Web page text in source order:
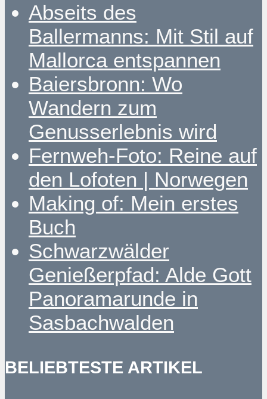
Abseits des
Ballermanns: Mit Stil auf
Mallorca entspannen
Baiersbronn: Wo
Wandern zum
Genusserlebnis wird
Fernweh-Foto: Reine auf
den Lofoten | Norwegen
Making of: Mein erstes
Buch
Schwarzwälder
Genießerpfad: Alde Gott
Panoramarunde in
Sasbachwalden
BELIEBTESTE ARTIKEL